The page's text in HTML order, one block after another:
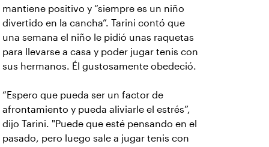
mantiene positivo y “siempre es un niño
divertido en la cancha”. Tarini contó que
una semana el niño le pidió unas raquetas
para llevarse a casa y poder jugar tenis con
sus hermanos. Él gustosamente obedeció.
“Espero que pueda ser un factor de
afrontamiento y pueda aliviarle el estrés”,
dijo Tarini. "Puede que esté pensando en el
pasado, pero luego sale a jugar tenis con